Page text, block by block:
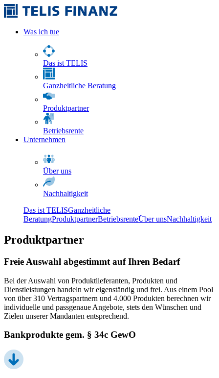
Was ich tue
Das ist TELIS
Ganzheitliche Beratung
Produktpartner
Betriebsrente
Unternehmen
Über uns
Nachhaltigkeit
Das ist TELISGanzheitliche
BeratungProduktpartnerBetriebsrenteÜber unsNachhaltigkeit
Produktpartner
Freie Auswahl abgestimmt auf Ihren Bedarf
Bei der Auswahl von Produktlieferanten, Produkten und
Dienstleistungen handeln wir eigenständig und frei. Aus einem Pool
von über 310 Vertragspartnern und 4.000 Produkten berechnen wir
individuelle und passgenaue Angebote, stets den Wünschen und
Zielen unserer Mandanten entsprechend.
Bankprodukte gem. § 34c GewO